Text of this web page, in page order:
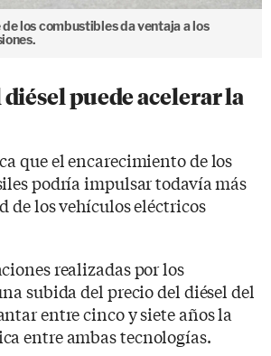
los combustibles da ventaja a los
puede acelerar la
que el encarecimiento de los
podría impulsar todavía más
de los vehículos eléctricos
realizadas por los
subida del precio del diésel del
entre cinco y siete años la
entre ambas tecnologías.